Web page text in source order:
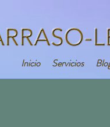
Inicio Servicios